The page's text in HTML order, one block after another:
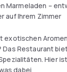
Marmeladen –
auf Ihrem Zimmer
exotischen
Das Restaurant
Hier
dabei